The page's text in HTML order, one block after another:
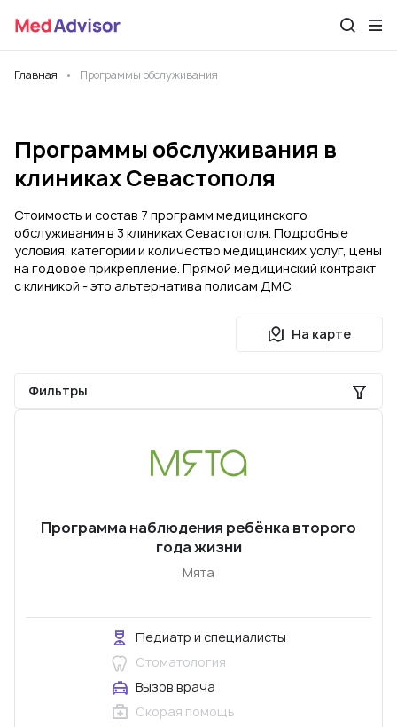
Главная Программы обслуживания
Программы обслуживания в
клиниках Севастополя
Стоимость и состав 7 программ медицинского
обслуживания в 3 клиниках Севастополя. Подробные
условия, категории и количество медицинских услуг, цены
на годовое прикрепление. Прямой медицинский контракт
с клиникой - это альтернатива полисам ДМС.
На карте
Фильтры
Программа наблюдения ребёнка второго
года жизни
Мята
Педиатр и специалисты
Стоматология
Вызов врача
Скорая помощь